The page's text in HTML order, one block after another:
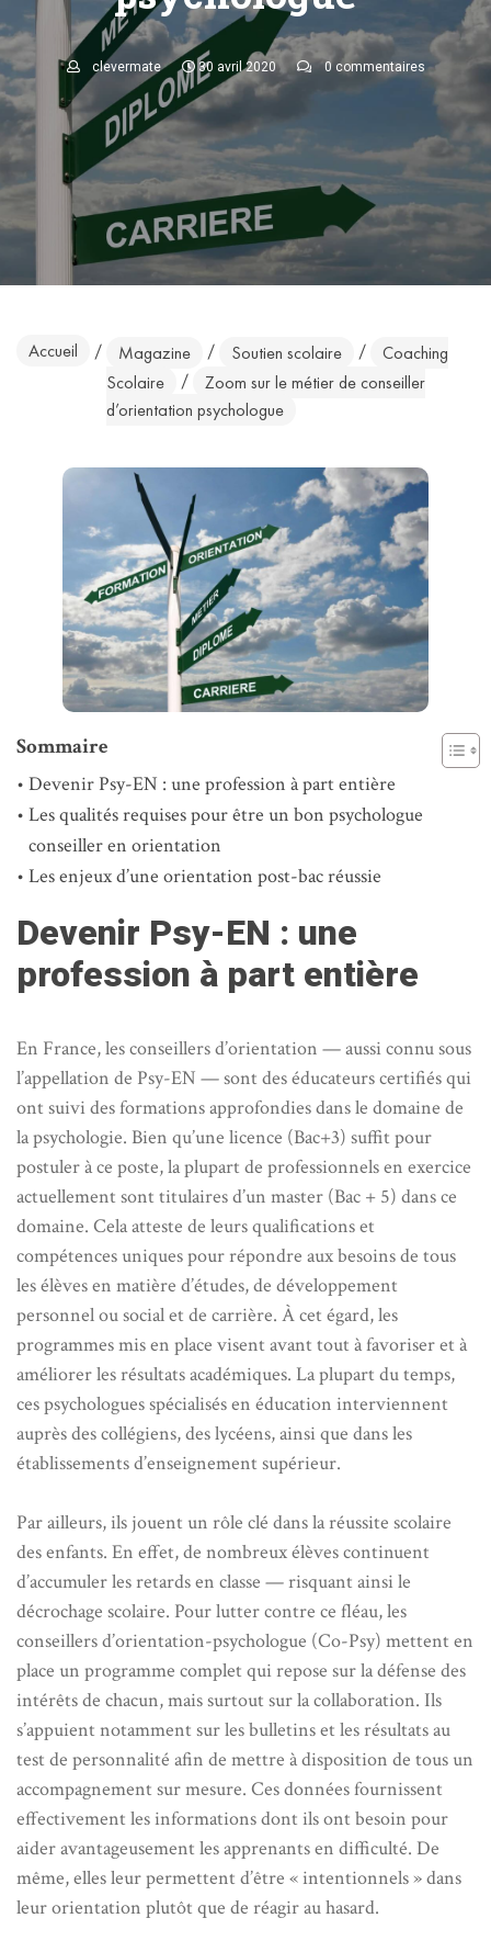
clevermate 30 avril 2020 0 commentaires
Accueil / Magazine / Soutien scolaire /
Coaching
Scolaire
/
Zoom sur le métier de conseiller
d’orientation psychologue
Sommaire
Devenir Psy-EN : une profession à part entière
Les qualités requises pour être un bon psychologue
conseiller en orientation
Les enjeux d’une orientation post-bac réussie
Devenir Psy-EN : une
profession à part entière
En France, les conseillers d’orientation — aussi connu sous
l’appellation de Psy-EN — sont des éducateurs certifiés qui
ont suivi des formations approfondies dans le domaine de
la psychologie. Bien qu’une licence (Bac+3) suffit pour
postuler à ce poste, la plupart de professionnels en exercice
actuellement sont titulaires d’un master (Bac + 5) dans ce
domaine. Cela atteste de leurs qualifications et
compétences uniques pour répondre aux besoins de tous
les élèves en matière d’études, de développement
personnel ou social et de carrière. À cet égard, les
programmes mis en place visent avant tout à favoriser et à
améliorer les résultats académiques. La plupart du temps,
ces psychologues spécialisés en éducation interviennent
auprès des collégiens, des lycéens, ainsi que dans les
établissements d’enseignement supérieur.
Par ailleurs, ils jouent un rôle clé dans la réussite scolaire
des enfants. En effet, de nombreux élèves continuent
d’accumuler les retards en classe — risquant ainsi le
décrochage scolaire. Pour lutter contre ce fléau, les
conseillers d’orientation-psychologue (Co-Psy) mettent en
place un programme complet qui repose sur la défense des
intérêts de chacun, mais surtout sur la collaboration. Ils
s’appuient notamment sur les bulletins et les résultats au
test de personnalité afin de mettre à disposition de tous un
accompagnement sur mesure. Ces données fournissent
effectivement les informations dont ils ont besoin pour
aider avantageusement les apprenants en difficulté. De
même, elles leur permettent d’être « intentionnels » dans
leur orientation plutôt que de réagir au hasard.